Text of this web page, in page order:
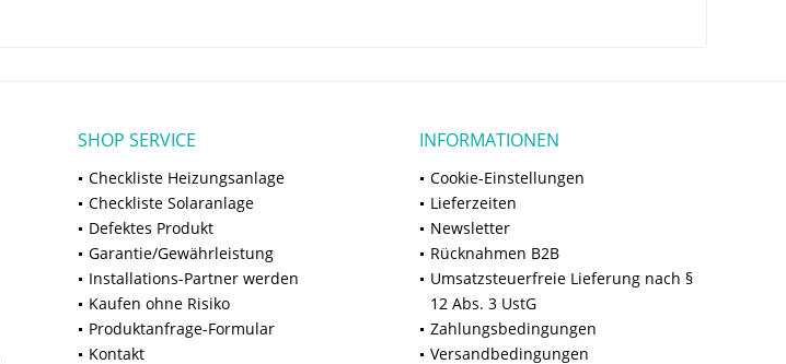
SHOP SERVICE
Checkliste Heizungsanlage
Checkliste Solaranlage
Defektes Produkt
Garantie/Gewährleistung
Installations-Partner werden
Kaufen ohne Risiko
Produktanfrage-Formular
Kontakt
INFORMATIONEN
Cookie-Einstellungen
Lieferzeiten
Newsletter
Rücknahmen B2B
Umsatzsteuerfreie Lieferung nach §
12 Abs. 3 UstG
Zahlungsbedingungen
Versandbedingungen